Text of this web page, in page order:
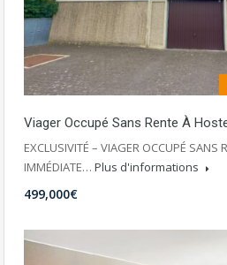
Viager Occupé Sans Rente À
EXCLUSIVITÉ – VIAGER OCCUPÉ SANS
IMMÉDIATE… Plus d'informations
499,000€